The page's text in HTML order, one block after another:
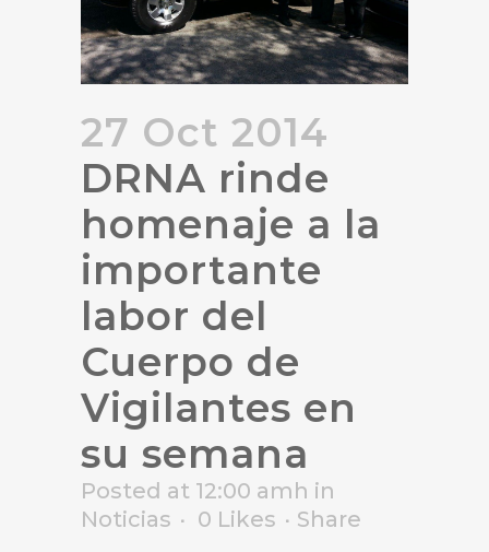
27 Oct 2014
DRNA rinde
homenaje a la
importante
labor del
Cuerpo de
Vigilantes en
su semana
Posted at 12:00 amh in
Noticias
0 Likes
Share